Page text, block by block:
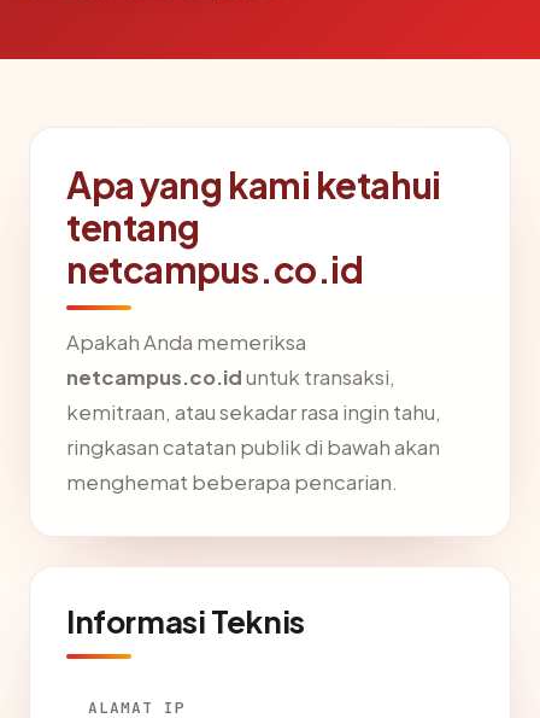
Apa yang kami ketahui
tentang
netcampus.co.id
Apakah Anda memeriksa
netcampus.co.iduntuk transaksi,
kemitraan, atau sekadar rasa ingin tahu,
ringkasan catatan publik di bawah akan
menghemat beberapa pencarian.
Informasi Teknis
ALAMAT IP